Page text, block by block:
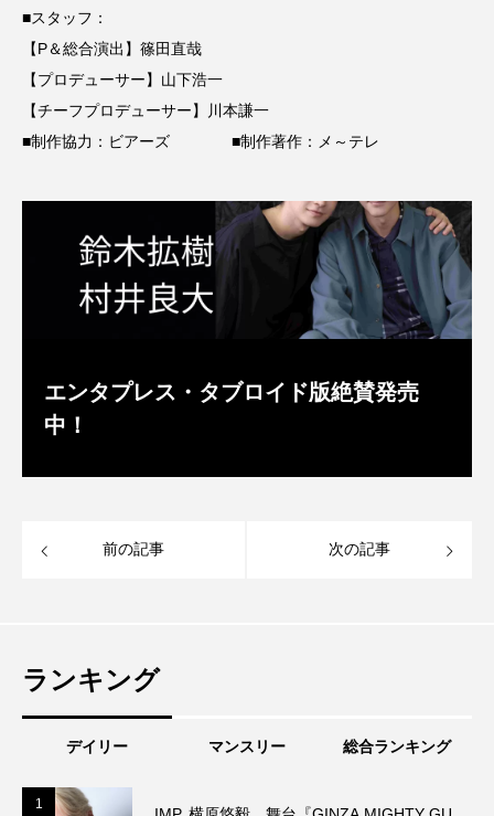
■スタッフ：
【P＆総合演出】篠田直哉
【プロデューサー】山下浩一
【チーフプロデューサー】川本謙一
■制作協力：ビアーズ ■制作著作：メ～テレ
エンタプレス・タブロイド版絶賛発売
中！
前の記事 次の記事
ランキング
デイリー マンスリー 総合ランキング
1